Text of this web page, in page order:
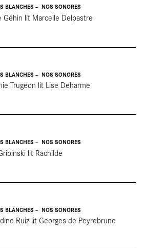
BLANCHES NOS SONORES
Géhin lit Marcelle Delpastre
BLANCHES NOS SONORES
Trugeon lit Lise Deharme
BLANCHES NOS SONORES
lit Rachilde
BLANCHES NOS SONORES
Ruiz lit Georges de Peyrebrune